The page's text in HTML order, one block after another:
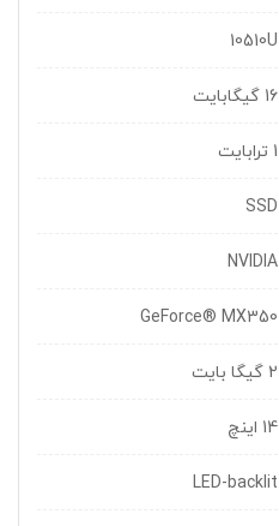
10510U
16 گیگابایت
1 ترابایت
SSD
NVIDIA
GeForce® MX350
2 گیگا بایت
14 اینچ
LED-backlit